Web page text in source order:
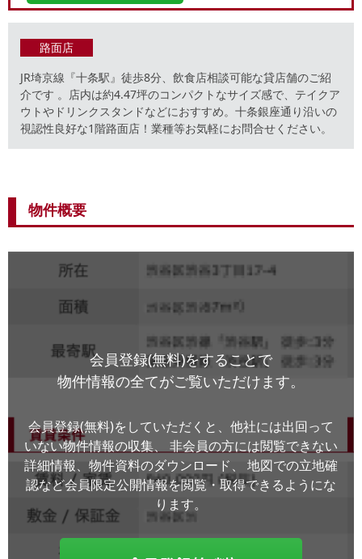
路面店
JR埼京線『十条駅』徒歩8分、飲食店相談可能な貸店舗のご紹
介です 。店内は約4.47坪のコンパクトなサイズ感で、テイクア
ウトやドリンクスタンドなどにおすすめ。十条銀座通り沿いの
視認性良好な1階路面店！業種等お気軽にお問合せください。
物件概要
会員登録(無料)をすることで
物件情報の全てがご覧いただけます。
会員登録(無料)をしていただくと、他社には出回って
いない物件情報の収集、
非会員の方には閲覧できない
詳細情報、物件資料のダウンロード、
地図での立地確
認など会員限定公開情報を閲覧・取得できるようにな
ります。